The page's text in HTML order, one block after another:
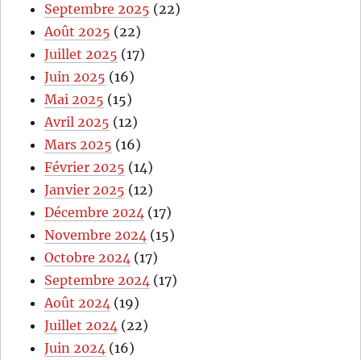
Septembre 2025 (22)
Août 2025 (22)
Juillet 2025 (17)
Juin 2025 (16)
Mai 2025 (15)
Avril 2025 (12)
Mars 2025 (16)
Février 2025 (14)
Janvier 2025 (12)
Décembre 2024 (17)
Novembre 2024 (15)
Octobre 2024 (17)
Septembre 2024 (17)
Août 2024 (19)
Juillet 2024 (22)
Juin 2024 (16)